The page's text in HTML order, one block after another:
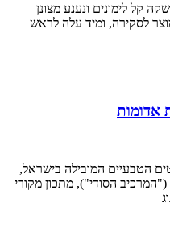
קל לימונים ונענע מצונן
לסקירה, ומיד עלה לראש
אדומות
הטבעיים המובילה בישראל,
הסודי"), מתכון מקורי